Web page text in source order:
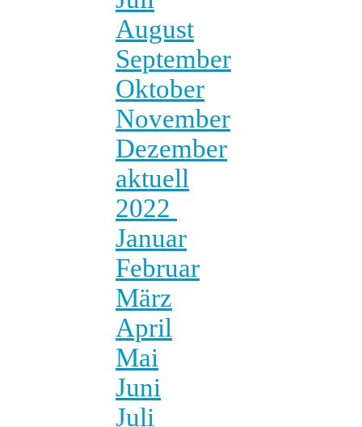
August
September
Oktober
November
Dezember
aktuell
2022
Januar
Februar
März
April
Mai
Juni
Juli